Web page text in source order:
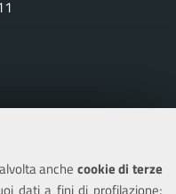
anche cookie di terze